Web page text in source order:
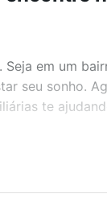
em um
seu sonho.
te